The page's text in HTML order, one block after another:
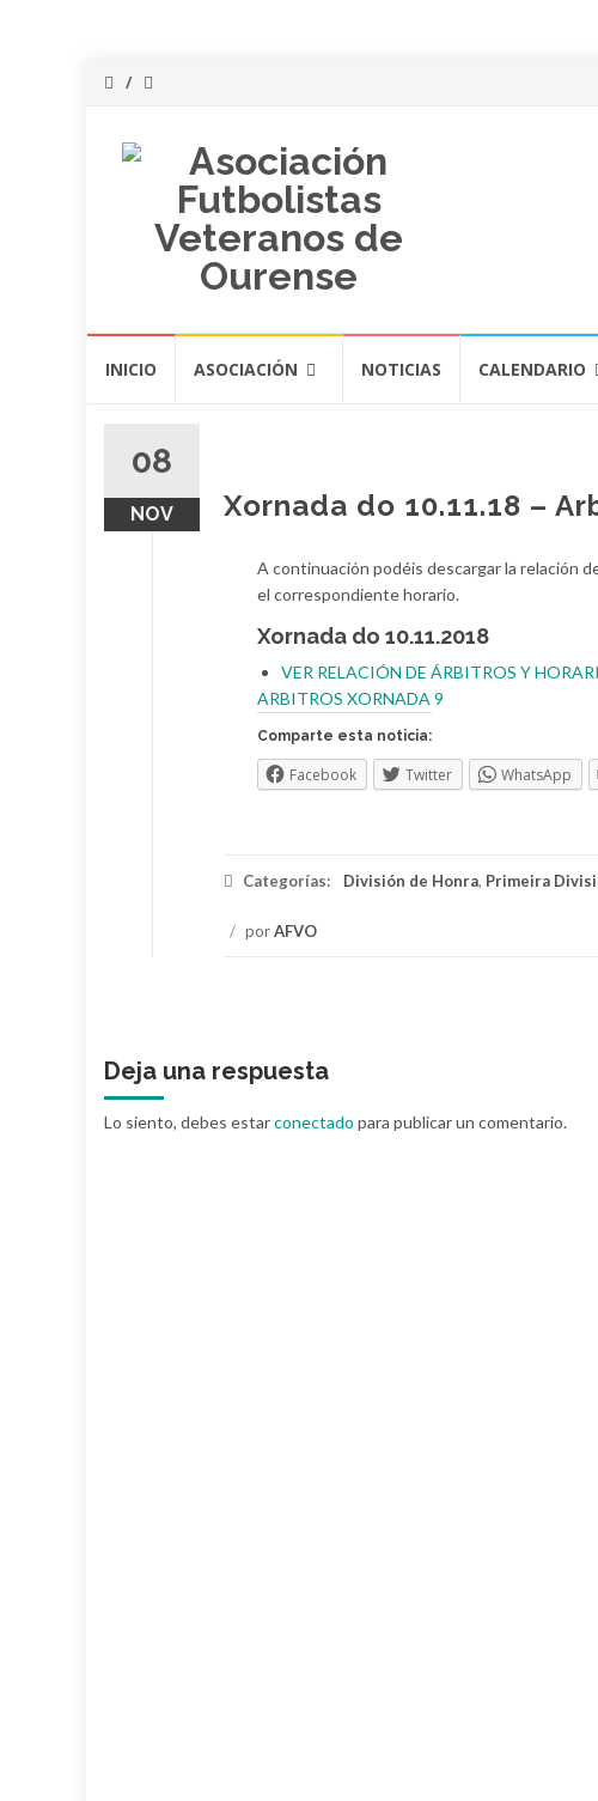
INICIO ASOCIACIÓN NOTICIAS CALENDARIO
08
NOV Xornada do 10.11.18 –
A continuación podéis descargar la relación
el correspondiente horario.
Xornada do 10.11.2018
VER RELACIÓN DE ÁRBITROS Y
ARBITROS XORNADA 9
Comparte esta noticia:
Facebook Twitter WhatsApp
Categorías: División de Honra, Primeira
/ porAFVO
Deja una respuesta
Lo siento, debes estarconectado para publicar un comentario.